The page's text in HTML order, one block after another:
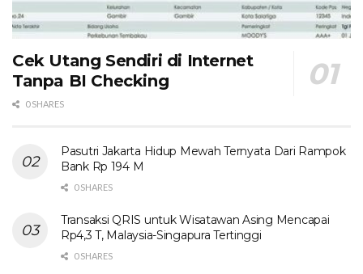
Cek Utang Sendiri di Internet
Tanpa BI Checking
0 SHARES
Pasutri Jakarta Hidup Mewah Ternyata Dari Rampok
Bank Rp 194 M
0 SHARES
Transaksi QRIS untuk Wisatawan Asing Mencapai
Rp4,3 T, Malaysia-Singapura Tertinggi
0 SHARES